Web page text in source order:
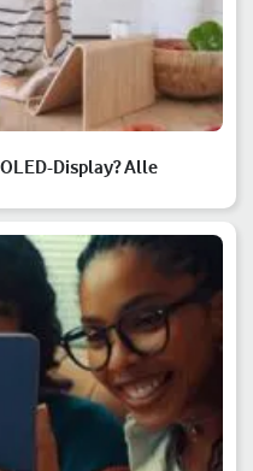
Display? Alle